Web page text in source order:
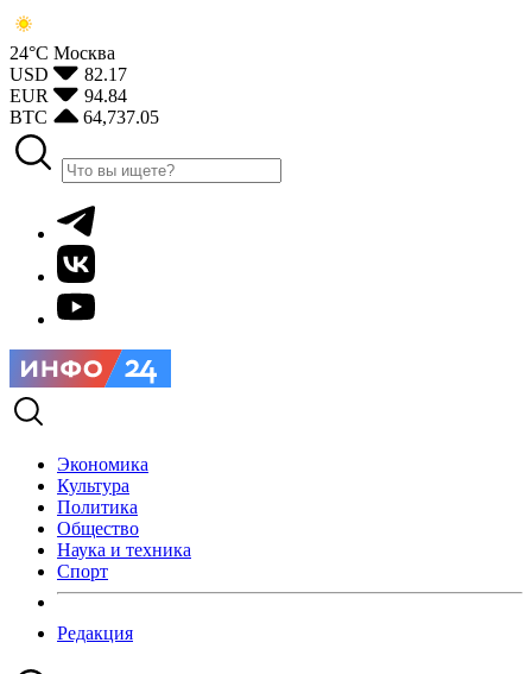
24°С Москва
USD
82.17
EUR
94.84
BTC
64,737.05
Экономика
Культура
Политика
Общество
Наука и техника
Спорт
Редакция